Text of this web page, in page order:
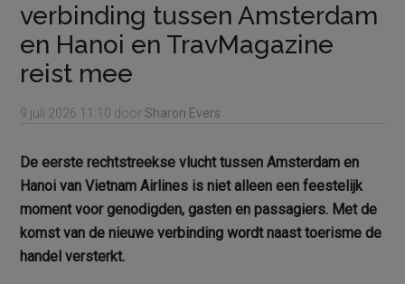
verbinding tussen Amsterdam
en Hanoi en TravMagazine
reist mee
9 juli 2026 11:10 doorSharon Evers
De eerste rechtstreekse vlucht tussen Amsterdam en
Hanoi van Vietnam Airlines is niet alleen een feestelijk
moment voor genodigden, gasten en passagiers. Met de
komst van de nieuwe verbinding wordt naast toerisme de
handel versterkt.